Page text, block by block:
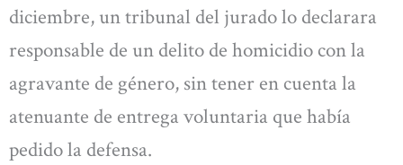
diciembre, un tribunal del jurado lo declarara
responsable de un delito de homicidio con la
agravante de género, sin tener en cuenta la
atenuante de entrega voluntaria que había
pedido la defensa.